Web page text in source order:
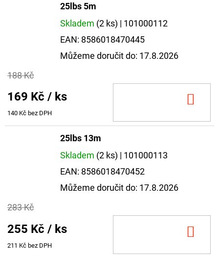
25lbs 5m
Skladem (2 ks) | 101000112
EAN: 8586018470445
Můžeme doručit do: 17.8.2026
188 Kč
169 Kč / ks
140 Kč bez DPH
25lbs 13m
Skladem (2 ks) | 101000113
EAN: 8586018470452
Můžeme doručit do: 17.8.2026
283 Kč
255 Kč / ks
211 Kč bez DPH